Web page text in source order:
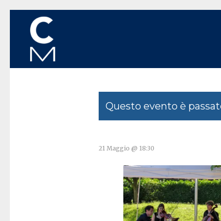
Questo evento è
21 Maggio @ 18:30